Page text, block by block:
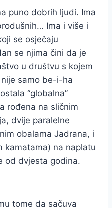
puno dobrih ljudi. Ima
Ima i više i
se osječaju
se njima čini da je
u društvu s kojem
samo be-i-ha
“globalna”
rođena na sličnim
dvije paralelne
obalama Jadrana, i
kamatama) na naplatu
od dvjesta godina.
tome da sačuva